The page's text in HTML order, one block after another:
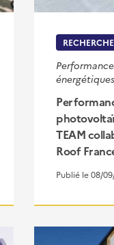
énergétiques
TEAM
Roof
Publié le 08/